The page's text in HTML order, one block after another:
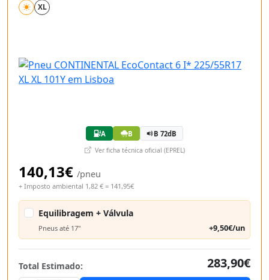
XL
A B B 72dB
Ver ficha técnica oficial (EPREL)
140,13€ /pneu
+ Imposto ambiental 1,82 € = 141,95€
Equilibragem + Válvula
Pneus até 17" +9,50€/un
Total Estimado:
283,90€